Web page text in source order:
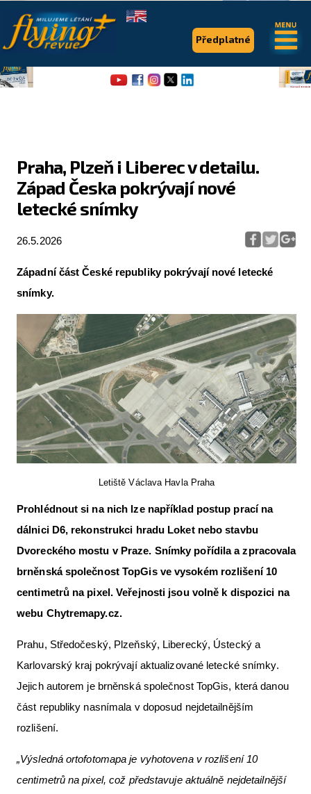
Praha, Plzeň i Liberec v detailu.
Západ Česka pokrývají nové
letecké snímky
26.5.2026
Západní část České republiky pokrývají nové letecké
snímky.
Letiště Václava Havla Praha
Prohlédnout si na nich lze například postup prací na
dálnici D6, rekonstrukci hradu Loket nebo stavbu
Dvoreckého mostu v Praze. Snímky pořídila a zpracovala
brněnská společnost TopGis ve vysokém rozlišení 10
centimetrů na pixel. Veřejnosti jsou volně k dispozici na
webu Chytremapy.cz.
Prahu, Středočeský, Plzeňský, Liberecký, Ústecký a
Karlovarský kraj pokrývají aktualizované letecké snímky.
Jejich autorem je brněnská společnost TopGis, která danou
část republiky nasnímala v doposud nejdetailnějším
rozlišení.
„Výsledná ortofotomapa je vyhotovena v rozlišení 10
centimetrů na pixel, což představuje aktuálně nejdetailnější
Předplatné
.
Flying Revue
Pro piloty
Letecká videa
Aktuální FR + archiv
Letecká muzea
VFR Communication app
The SAFE Guide app
Nabídky práce v letectví